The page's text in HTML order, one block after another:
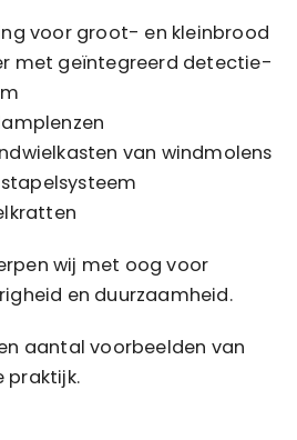
voor groot- en kleinbrood
met geïntegreerd detectie-
van windmolens
wij met oog voor
en duurzaamheid.
aantal voorbeelden van
praktijk.